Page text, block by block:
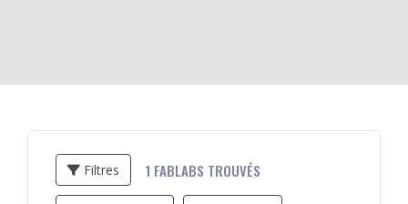
Filtres 1 FABLABS TROUVÉS